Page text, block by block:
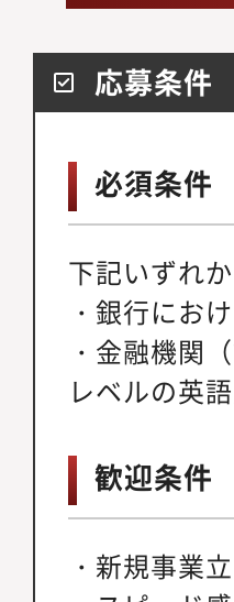
応募条件
必須条件
下記いずれ
・銀行にお
・金融機関
レベルの英
歓迎条件
・新規事業